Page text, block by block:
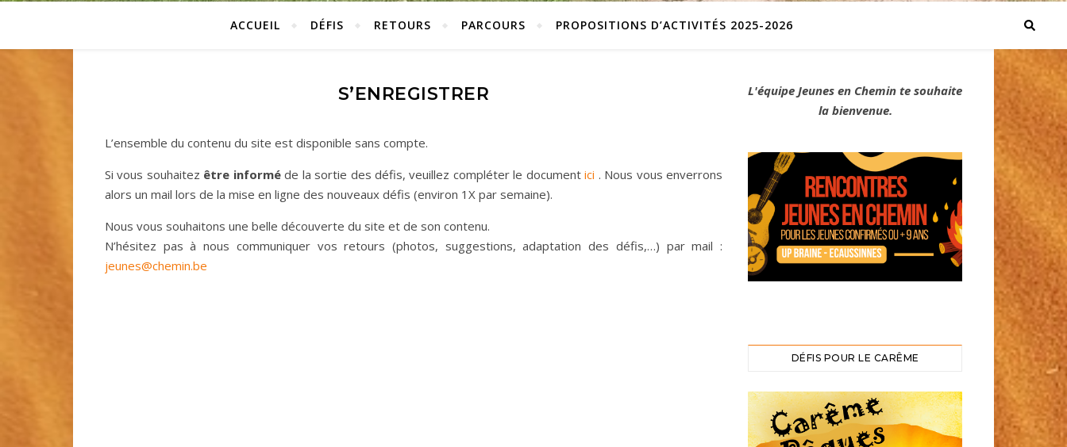
ACCUEIL DÉFIS RETOURS PARCOURS PROPOSITIONS D’ACTIVITÉS 2025-2026
S’ENREGISTRER
L’ensemble du contenu du site est disponible sans compte.
Si vous souhaitez être informéde la sortie des défis, veuillez compléter le documentici . Nous vous enverrons
alors un mail lors de la mise en ligne des nouveaux défis (environ 1X par semaine).
Nous vous souhaitons une belle découverte du site et de son contenu.
N’hésitez pas à nous communiquer vos retours (photos, suggestions, adaptation des défis,…) par mail :
jeunes@chemin.be
L'équipe Jeunes en Chemin te souhaite
la bienvenue.
DÉFIS POUR LE CARÊME